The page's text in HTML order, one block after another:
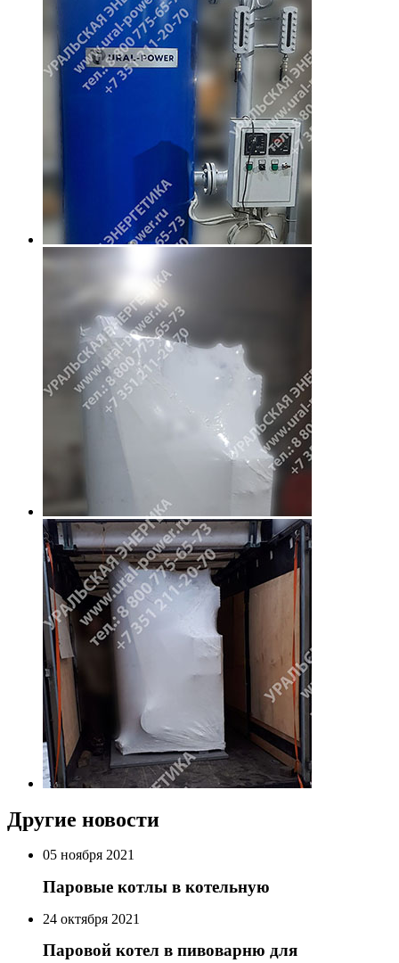
Другие новости
05 ноября 2021
Паровые котлы в котельную
24 октября 2021
Паровой котел в пивоварню для